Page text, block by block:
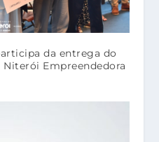
da entrega do
Empreendedora